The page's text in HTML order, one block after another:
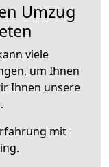
Umzug
viele
um Ihnen
Ihnen unsere
mit
.